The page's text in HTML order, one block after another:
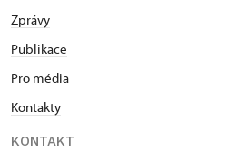
Zprávy
Publikace
Pro média
Kontakty
KONTAKT